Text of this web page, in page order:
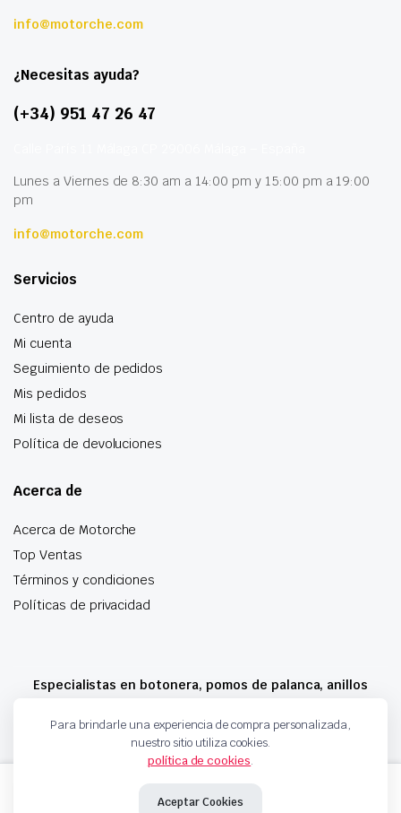
Añadir al carrito
info@motorche.com
¿Necesitas ayuda?
(+34) 951 47 26 47
Lunes a Viernes de 8:30 am a 14:00 pm y 15:00 pm a 19:00
pm
info@motorche.com
Servicios
Centro de ayuda
Mi cuenta
Seguimiento de pedidos
Mis pedidos
Mi lista de deseos
Política de devoluciones
Acerca de
Acerca de Motorche
Top Ventas
Términos y condiciones
Políticas de privacidad
Especialistas en botonera, pomos de palanca, anillos
Copyright 2024 © Motorche Autoparts. Todos los derechos reservados
Para brindarle una experiencia de compra personalizada,
nuestro sitio utiliza cookies.
política de cookies.
Aceptar Cookies